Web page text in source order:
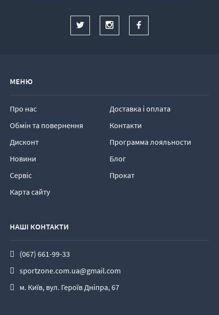
МЕНЮ
Про нас
Доставка і оплата
Обмін та повернення
Контакти
Дисконт
Программа лояльности
Новини
Блог
Сервіс
Прокат
Карта сайту
НАШІ КОНТАКТИ
(067) 661-99-33
sportzone.com.ua@gmail.com
м. Київ, вул. Героїв Дніпра, 67